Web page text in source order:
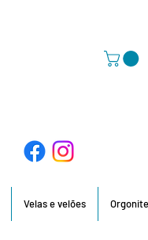
Velas e velões